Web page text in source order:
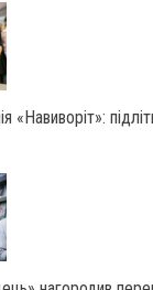
«Навиворіт»: